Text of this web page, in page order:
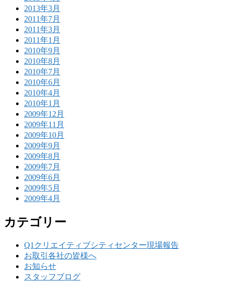
2013年3月
2011年7月
2011年3月
2011年1月
2010年9月
2010年8月
2010年7月
2010年6月
2010年4月
2010年1月
2009年12月
2009年11月
2009年10月
2009年9月
2009年8月
2009年7月
2009年6月
2009年5月
2009年4月
カテゴリー
Q1クリエイティブシティセンター現場報告
お取引各社の皆様へ
お知らせ
スタッフブログ